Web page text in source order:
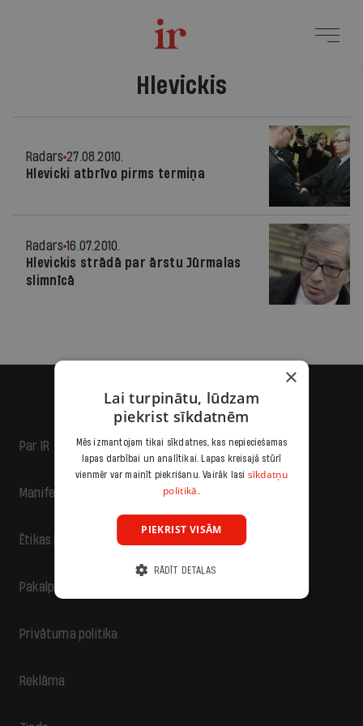
Hlevickis
Radars 27.08.2010.
Hlevicki atbrīvo pirms termiņa
Radars 16.07.2010.
Hlevickis strādā par ārstu Jūrmalas
slimnīcā
Par IR
Manifests
Ētikas kodekss
Pakalpojumu sniegšanas noteikumi
Privātuma politika
Reklāma
×
Lai turpinātu, lūdzam
piekrist sīkdatnēm
Mēs izmantojam tikai sīkdatnes, kas nepieciešamas
lapas darbībai un analītikai. Lapas kreisajā stūrī
vienmēr var mainīt piekrišanu. Vairāk lasi sīkdatņu
politikā.
PIEKRIST VISĀM
RĀDĪT DETAĻAS